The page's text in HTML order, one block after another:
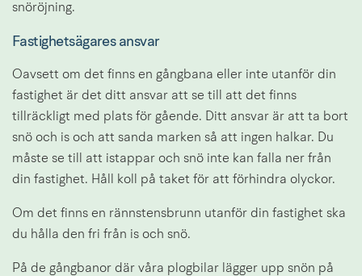
snöröjning.
Fastighetsägares ansvar
Oavsett om det finns en gångbana eller inte utanför din
fastighet är det ditt ansvar att se till att det finns
tillräckligt med plats för gående. Ditt ansvar är att ta bort
snö och is och att sanda marken så att ingen halkar. Du
måste se till att istappar och snö inte kan falla ner från
din fastighet. Håll koll på taket för att förhindra olyckor.
Om det finns en rännstensbrunn utanför din fastighet ska
du hålla den fri från is och snö.
På de gångbanor där våra plogbilar lägger upp snön på